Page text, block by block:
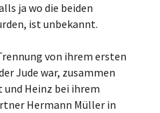
ja wo die beiden
ist unbekannt.
von ihrem ersten
Jude war, zusammen
Heinz bei ihrem
Hermann Müller in